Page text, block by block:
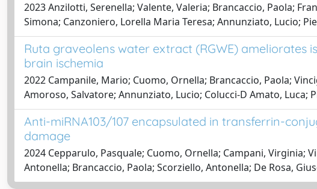
2023 Anzilotti, Serenella; Valente, Valeria; Brancaccio, Paola;
Simona; Canzoniero, Lorella Maria Teresa; Annunziato, Lucio;
Ruta graveolens water extract (RGWE)
brain ischemia
2022 Campanile, Mario; Cuomo, Ornella; Brancaccio, Paola;
Amoroso, Salvatore; Annunziato, Lucio; Colucci-D Amato, Luca;
Anti-miRNA103/107 encapsulated in transferrin-
damage
2024 Cepparulo, Pasquale; Cuomo, Ornella; Campani, Virginia;
Antonella; Brancaccio, Paola; Scorziello, Antonella; De Rosa,